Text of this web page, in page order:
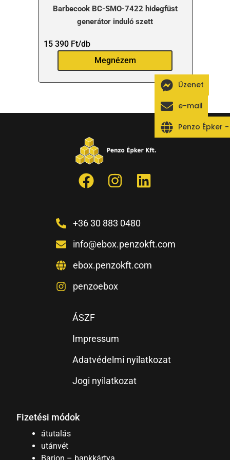
Barbecook BC-SMO-7422 hidegfüst
generátor induló szett
15 390 Ft/db
Megnézem
+36 30 883 0480
info@ebox.penzokft.com
ebox.penzokft.com
penzoebox
ÁSZF
Impressum
Adatvédelmi nyilatkozat
Jogi nyilatkozat
Fizetési módok
átutalás
utánvét
Üzenet
e-mail
Penzo Épker